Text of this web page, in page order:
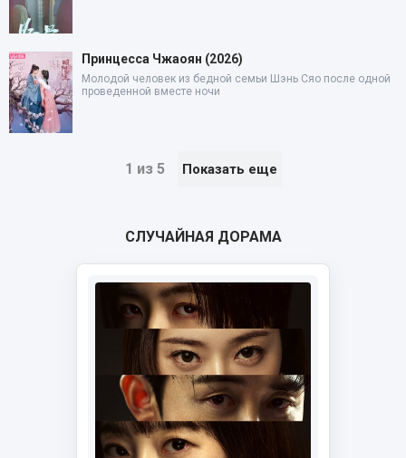
Принцесса Чжаоян (2026)
Молодой человек из бедной семьи Шэнь Сяо после одной
проведенной вместе ночи
1 из 5 Показать еще
СЛУЧАЙНАЯ ДОРАМА